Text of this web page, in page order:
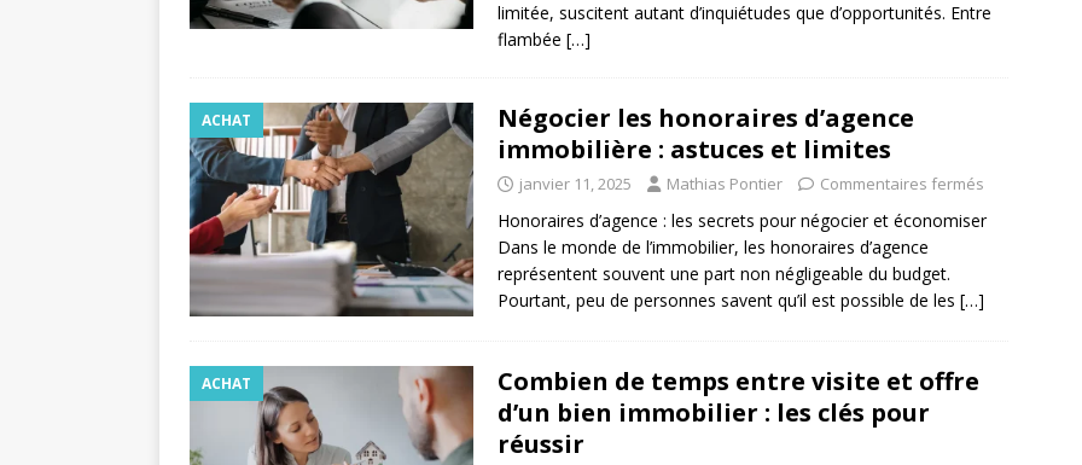
limitée, suscitent autant d’inquiétudes que d’opportunités. Entre
flambée […]
ACHAT
Négocier les honoraires d’agence
immobilière : astuces et limites
janvier 11, 2025 Mathias Pontier Commentaires fermés
Honoraires d’agence : les secrets pour négocier et économiser
Dans le monde de l’immobilier, les honoraires d’agence
représentent souvent une part non négligeable du budget.
Pourtant, peu de personnes savent qu’il est possible de les […]
ACHAT
Combien de temps entre visite et offre
d’un bien immobilier : les clés pour
réussir